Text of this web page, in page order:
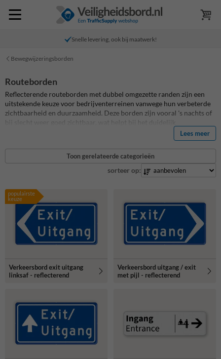
Snelle levering, ook bij maatwerk!
Bewegwijzeringsborden
Routeborden
Reflecterende routeborden met dubbel omgezette randen zijn een
uitstekende keuze voor bedrijventerreinen vanwege hun verbeterde
zichtbaarheid en duurzaamheid. Deze borden zijn vooral 's nachts of
bij slecht weer goed zichtbaar, wat helpt bij het duidelijk
communiceren van navigatie-aanwijzingen en veiligheidsinformatie
aan bestuurders. De dubbel omgezette randen versterken de borden,
waardoor ze beter bestand zijn tegen beschadigingen die vaak
voorkomen in gebieden met zwaar verkeer en industriële activiteiten.
Deze verbeterde stevigheid draagt bij aan de veiligheid op het terrein,
ongelukken en vergissingen verminderen. Bovendien zorgt de
professionele uitstraling van deze borden voor een positieve indruk
van het bedrijventerrein.
Lees meer
Toon gerelateerde categorieën
sorteer op:
populairste
keuze
Verkeersbord exit uitgang
linksaf - reflecterend
Verkeersbord uitgang / exit
met pijl - reflecterend